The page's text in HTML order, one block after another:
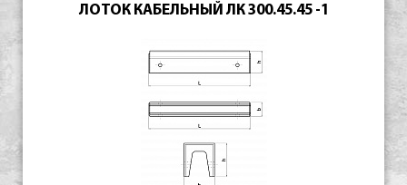
ЛОТОК КАБЕЛЬНЫЙ ЛК 300.45.45 -1